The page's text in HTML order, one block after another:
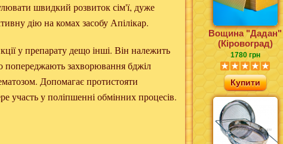
Вощина "Дадан"
(Кіровоград)
1780 грн
Купити
швидкий розвиток сім'ї, дуже
дію на комах засобу Апілікар.
у препарату дещо інші. Він належить
попереджають захворювання бджіл
Допомагає протистояти
участь у поліпшенні обмінних процесів.